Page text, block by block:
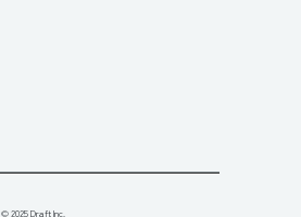
© 2025 Draft Inc.